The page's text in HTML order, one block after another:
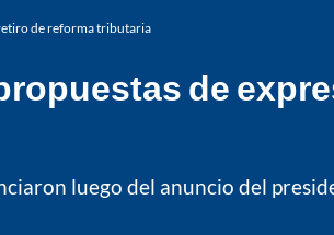
de reforma tributaria
de
luego del anuncio del